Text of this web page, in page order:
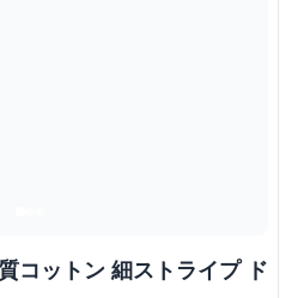
コットン 細ストライプ ド